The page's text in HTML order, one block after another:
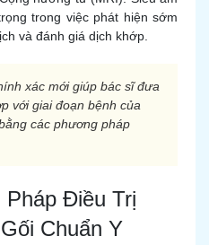
trong việc phát hiện sớm
và đánh giá dịch khớp.
xác mới giúp bác sĩ đưa
với giai đoạn bệnh của
các phương pháp
Điều Trị
Chuẩn Y